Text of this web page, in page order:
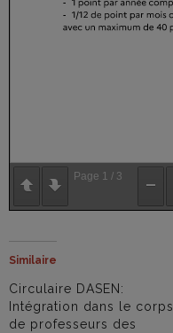
Page 1 / 3
Similaire
Circulaire DASEN:
Intégration dans le corps
de professeurs des